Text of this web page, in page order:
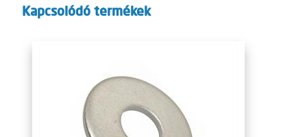
Kapcsolódó termékek